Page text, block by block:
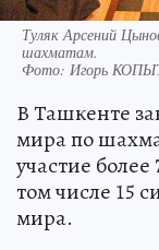
Туляк Арсений
шахматам.
Фото: Игорь
В Ташкенте
мира по
участие
том числе 15
мира.